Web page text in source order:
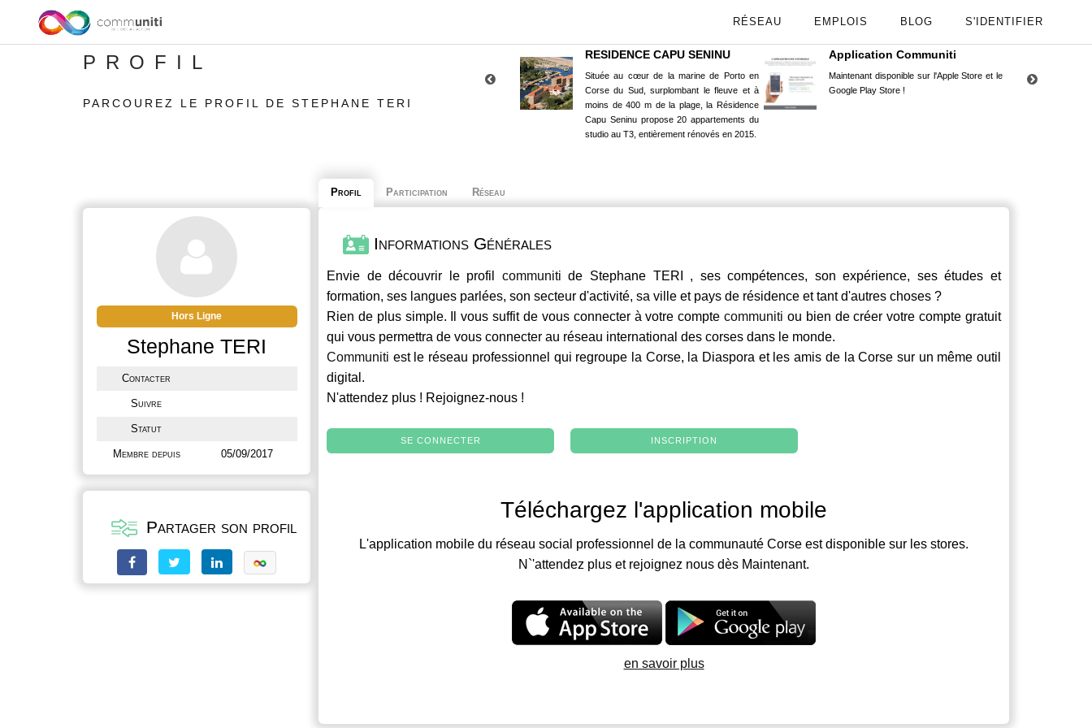
RÉSEAU EMPLOIS BLOG S'IDENTIFIER
PROFIL
PARCOUREZ LE PROFIL DE STEPHANE TERI
RESIDENCE CAPU SENINU
Située au cœur de la marine de Porto en
Corse du Sud, surplombant le fleuve et à
moins de 400 m de la plage, la Résidence
Capu Seninu propose 20 appartements du
studio au T3, entièrement rénovés en 2015.
Application Communiti
Maintenant disponible sur l'Apple Store et le
Google Play Store !
Hors Ligne
Stephane TERI
Contacter
Suivre
Statut
Membre depuis 05/09/2017
Partager son profil
Profil Participation Réseau
Informations Générales
Envie de découvrir le profil communiti de Stephane TERI , ses compétences, son expérience, ses études et
formation, ses langues parlées, son secteur d'activité, sa ville et pays de résidence et tant d'autres choses ?
Rien de plus simple. Il vous suffit de vous connecter à votre comptecommuniti ou bien de créer votre compte gratuit
qui vous permettra de vous connecter au réseau international des corses dans le monde.
Communiti est le réseau professionnel qui regroupe la Corse, la Diaspora et les amis de la Corse sur un même outil
digital.
N'attendez plus ! Rejoignez-nous !
SE CONNECTER INSCRIPTION
Téléchargez l'application mobile
L'application mobile du réseau social professionnel de la communauté Corse est disponible sur les stores.
N`'attendez plus et rejoignez nous dès Maintenant.
en savoir plus